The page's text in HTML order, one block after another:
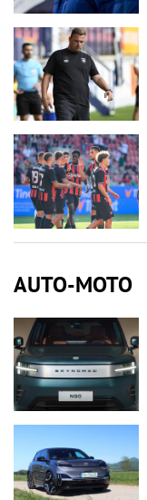
AUTO-MOTO